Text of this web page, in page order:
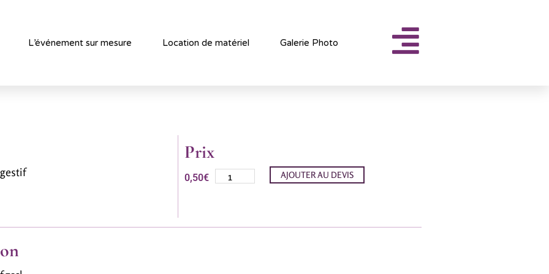
L’événement sur mesure Location de matériel Galerie Photo
Prix
0,50€ AJOUTER AU DEVIS